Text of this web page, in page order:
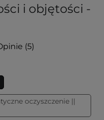
i objętości -
5
oczyszczenie ||